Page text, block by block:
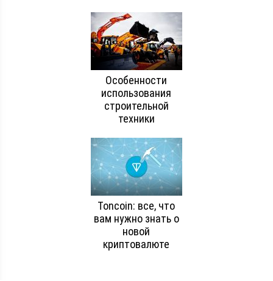
Особенности
использования
строительной
техники
Toncoin: все, что
вам нужно знать о
новой
криптовалюте